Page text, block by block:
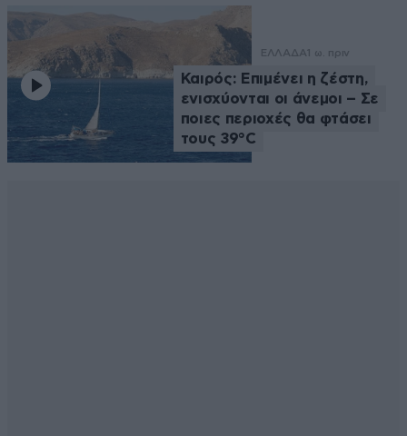
ΕΛΛΑΔΑ 1 ω. πριν
Καιρός: Επιμένει η ζέστη,
ενισχύονται οι άνεμοι – Σε
ποιες περιοχές θα φτάσει
τους 39°C